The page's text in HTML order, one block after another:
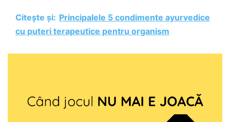
Citește și: Principalele 5 condimente ayurvedice
cu puteri terapeutice pentru organism